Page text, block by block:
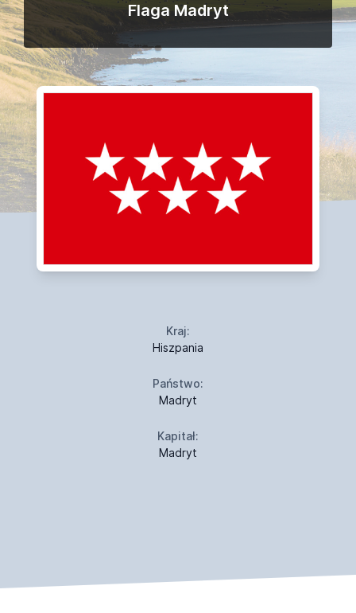
Flaga Madryt
Kraj:
Hiszpania
Państwo:
Madryt
Kapitał:
Madryt